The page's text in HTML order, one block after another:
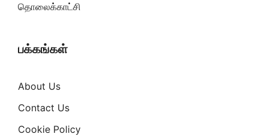
தொலைக்காட்சி
பக்கங்கள்
About Us
Contact Us
Cookie Policy